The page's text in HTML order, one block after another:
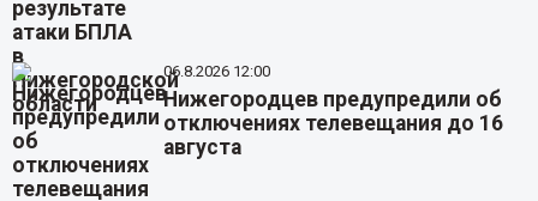
06.8.2026 12:00
Нижегородцев предупредили об
отключениях телевещания до 16
августа